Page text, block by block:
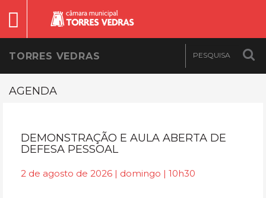
TORRES VEDRAS
AGENDA
DEMONSTRAÇÃO E AULA ABERTA DE
DEFESA PESSOAL
2 de agosto de 2026 | domingo | 10h30